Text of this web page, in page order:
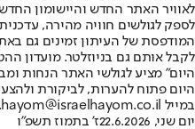
לאוויר האתר החדש והיישומון
לספק לגולשים חוויה מהירה,
המודפסת של העיתון זמינים גם
לקבל אותם גם בניוזלטר. מועדון
היום" מציע לגולשי האתר הנחות
היום פתוח להערות, לביקורת
במייל hayom@israelhayom.co.il.
יום שני, 22.6.2026
ז' בתמוז תשפ"ו